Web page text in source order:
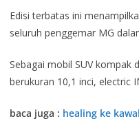
Edisi terbatas ini
seluruh penggemar MG
Sebagai mobil SUV kompak
berukuran 10,1 inci, electric
baca juga : healing ke